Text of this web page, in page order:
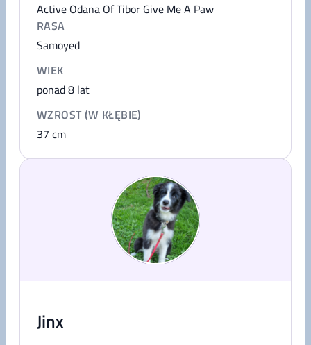
Active Odana Of Tibor Give Me A Paw
RASA
Samoyed
WIEK
ponad 8 lat
WZROST (W KŁĘBIE)
37 cm
Jinx